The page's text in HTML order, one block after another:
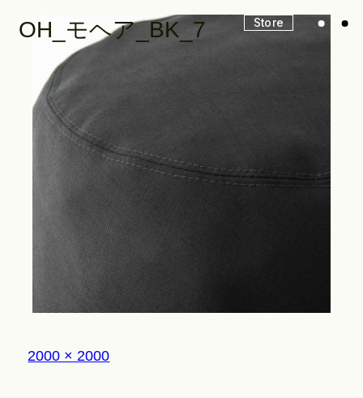
Store
Look
Construction
Product Lineup
OH_モヘア_BK_7
フ
ル
2000 × 2000